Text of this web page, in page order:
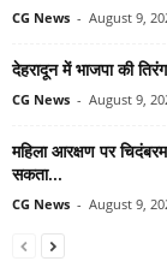
CG News - August 9,
देहरादून में भाजपा की
CG News - August 9,
महिला आरक्षण पर
सकता...
CG News - August 9,